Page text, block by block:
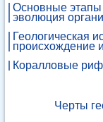
Основные этапы
эволюция
Геологическая
происхождение
Коралловые
Черты